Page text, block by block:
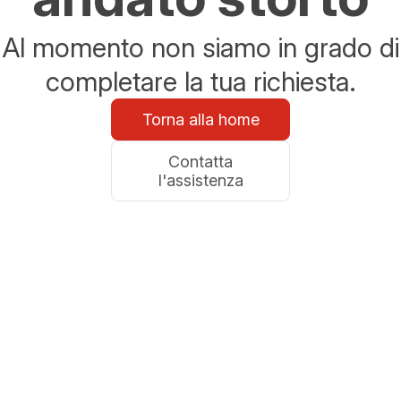
Al momento non siamo in grado di
completare la tua richiesta.
Torna alla home
Contatta
l'assistenza